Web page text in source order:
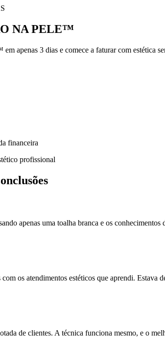
NA PELE™
apenas 3 dias e comece a faturar com estética
financeira
apenas uma toalha branca e os
os atendimentos estéticos que aprendi. Estava
de clientes. A técnica funciona mesmo, e o